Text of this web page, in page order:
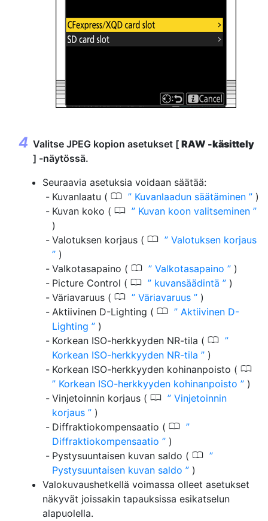
Valitse JPEG kopion asetukset [ RAW -käsittely
] -näytössä.
Seuraavia asetuksia voidaan säätää:
Kuvanlaatu ( 0 Kuvanlaadun säätäminen
)
Kuvan koko ( 0
Kuvan koon valitseminen
)
Valotuksen korjaus ( 0
Valotuksen korjaus
)
Valkotasapaino ( 0 Valkotasapaino
)
Picture Control ( 0 kuvansäädintä
)
Väriavaruus ( 0 Väriavaruus
)
Aktiivinen D-Lighting ( 0
Aktiivinen D-
Lighting
)
Korkean ISO-herkkyyden NR-tila ( 0
Korkean ISO-herkkyyden NR-tila
)
Korkean ISO-herkkyyden kohinanpoisto ( 0
Korkean ISO-herkkyyden kohinanpoisto
)
Vinjetoinnin korjaus ( 0
Vinjetoinnin
korjaus
)
Diffraktiokompensaatio ( 0
Diffraktiokompensaatio
)
Pystysuuntaisen kuvan saldo ( 0
Pystysuuntaisen kuvan saldo
)
Valokuvaushetkellä voimassa olleet asetukset
näkyvät joissakin tapauksissa esikatselun
alapuolella.